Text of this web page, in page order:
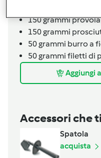
150grammiprovola
150grammi
50grammi burro a
50grammi filetti di
Aggiungi
Accessori che
Spatola
acquista